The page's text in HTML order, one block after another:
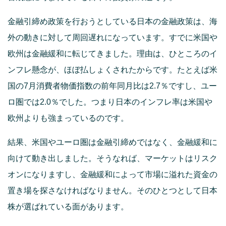
金融引締め政策を行おうとしている日本の金融政策は、海
外の動きに対して周回遅れになっています。すでに米国や
欧州は金融緩和に転じてきました。理由は、ひところのイ
ンフレ懸念が、ほぼ払しょくされたからです。たとえば米
国の7月消費者物価指数の前年同月比は2.7％ですし、ユー
ロ圏では2.0％でした。つまり日本のインフレ率は米国や
欧州よりも強まっているのです。
結果、米国やユーロ圏は金融引締めではなく、金融緩和に
向けて動き出しました。そうなれば、マーケットはリスク
オンになりますし、金融緩和によって市場に溢れた資金の
置き場を探さなければなりません。そのひとつとして日本
株が選ばれている面があります。